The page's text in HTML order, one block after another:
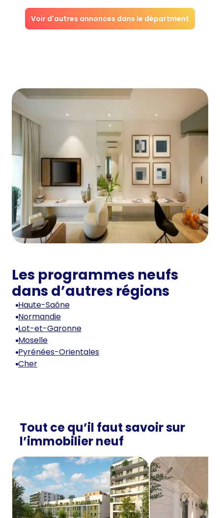
Voir d'autres annonces dans le départment
Les programmes neufs
dans d’autres régions
Haute-Saône
Normandie
Lot-et-Garonne
Moselle
Pyrénées-Orientales
Cher
Tout ce qu’il faut savoir sur
l’immobilier neuf